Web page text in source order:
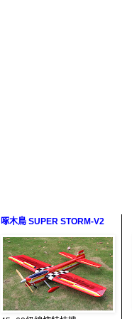
啄木鳥 SUPER STORM-V2